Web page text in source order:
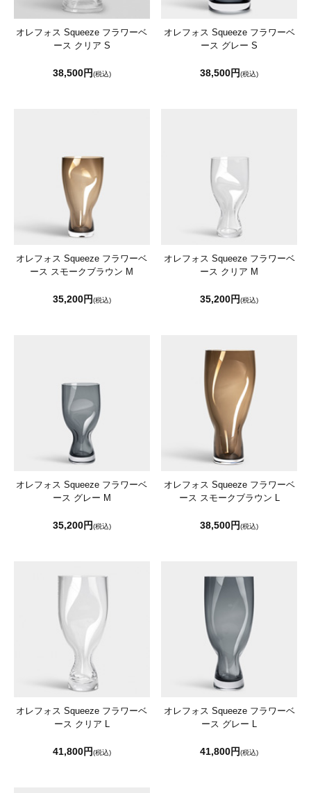
オレフォス Squeeze フラワーベ
ース クリア S
38,500円(税込)
オレフォス Squeeze フラワーベ
ース グレー S
38,500円(税込)
オレフォス Squeeze フラワーベ
ース スモークブラウン M
35,200円(税込)
オレフォス Squeeze フラワーベ
ース クリア M
35,200円(税込)
オレフォス Squeeze フラワーベ
ース グレー M
35,200円(税込)
オレフォス Squeeze フラワーベ
ース スモークブラウン L
38,500円(税込)
オレフォス Squeeze フラワーベ
ース クリア L
41,800円(税込)
オレフォス Squeeze フラワーベ
ース グレー L
41,800円(税込)